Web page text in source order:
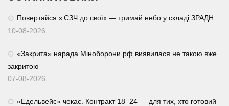
Повертайся з СЗЧ до своїх — тримай небо у складі ЗРАДН.
10-08-2026
«Закрита» нарада Міноборони рф виявилася не такою вже
закритою
07-08-2026
«Едельвейс» чекає. Контракт 18–24 — для тих, хто готовий